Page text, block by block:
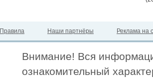
Правила Наши партнёры Реклама на
Внимание! Вся
ознакомительный